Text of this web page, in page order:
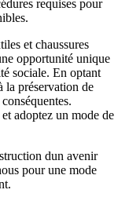
requises pour
et chaussures
opportunité unique
sociale. En optant
la préservation de
adoptez un mode de
dun avenir
pour une mode